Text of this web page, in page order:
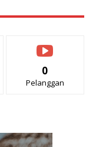
0
Pelanggan